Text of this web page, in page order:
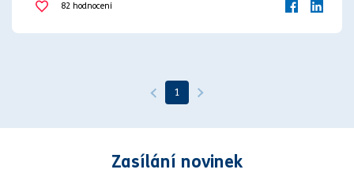
prach
82 hodnocení
1
Zasílání novinek